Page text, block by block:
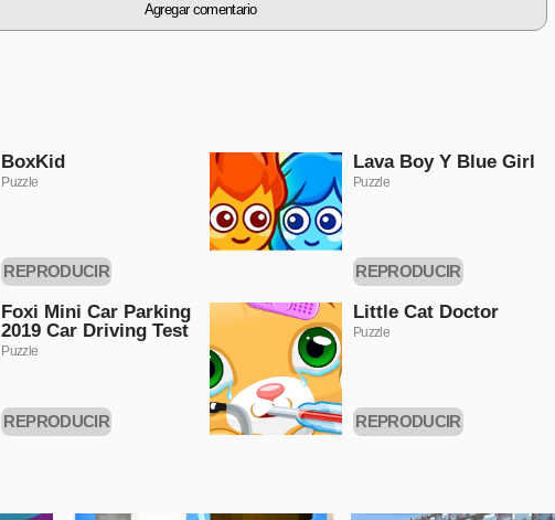
Agregar comentario
BoxKid
Puzzle
REPRODUCIR
Lava Boy Y Blue Girl
Puzzle
REPRODUCIR
Foxi Mini Car Parking
2019 Car Driving Test
Puzzle
REPRODUCIR
Little Cat Doctor
Puzzle
REPRODUCIR